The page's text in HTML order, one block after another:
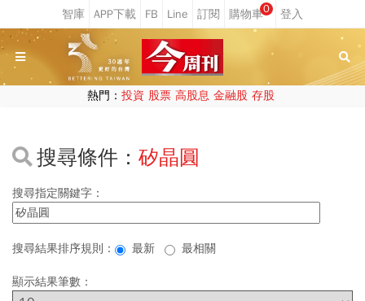
0
熱門： 投資 股票 高股息 金融股 存股
搜尋條件： 矽晶圓
搜尋指定關鍵字：
搜尋結果排序規則： 最新 最相關
顯示結果筆數：